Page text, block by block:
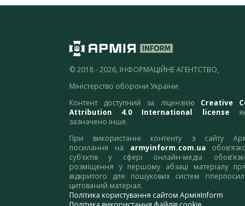
© 2018 - 2026, ІНФОРМАЦІЙНЕ АГЕНТСТВО,
Міністерство оборони України
Контент доступний за ліцензією Creative
Attribution 4.0 International license
зазначено інше.
При використанні контенту з сайту
посилання на armyinform.com.ua
суб’єктів у сфері онлайн-медіа
розміщення у першому абзаці матеріалу
відкритого для пошукових систем
цитований матеріал.
Політика користування сайтом АрміяInform